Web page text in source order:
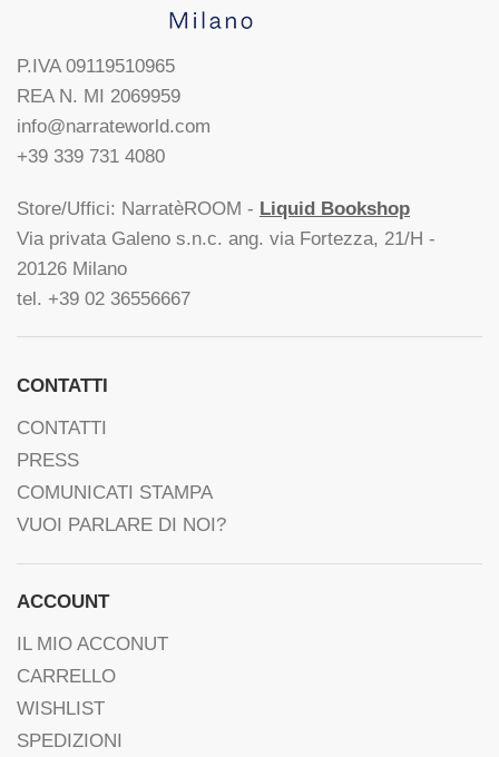
P.IVA 09119510965
REA N. MI 2069959
info@narrateworld.com
+39 339 731 4080
Store/Uffici: NarratèROOM - Liquid Bookshop
Via privata Galeno s.n.c. ang. via Fortezza, 21/H -
20126 Milano
tel. +39 02 36556667
CONTATTI
CONTATTI
PRESS
COMUNICATI STAMPA
VUOI PARLARE DI NOI?
ACCOUNT
IL MIO ACCONUT
CARRELLO
WISHLIST
SPEDIZIONI